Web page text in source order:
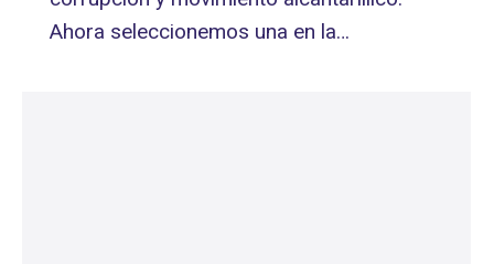
Ahora seleccionemos una en la…